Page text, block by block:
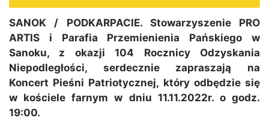
SANOK / PODKARPACIE. Stowarzyszenie PRO
ARTIS i Parafia Przemienienia Pańskiego w
Sanoku, z okazji 104 Rocznicy Odzyskania
Niepodległości, serdecznie zapraszają na
Koncert Pieśni Patriotycznej, który odbędzie się
w kościele farnym w dniu 11.11.2022r. o godz.
19:00.